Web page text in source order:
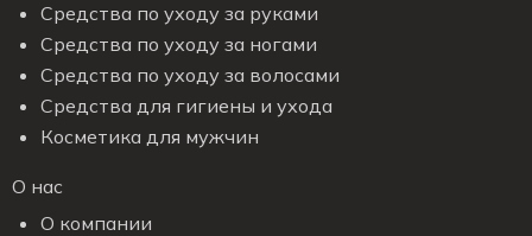
Средства по уходу за руками
Средства по уходу за ногами
Средства по уходу за волосами
Средства для гигиены и ухода
Косметика для мужчин
О нас
О компании